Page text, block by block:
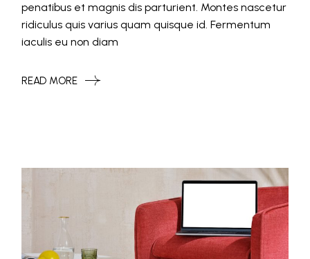
penatibus et magnis dis parturient. Montes nascetur
ridiculus quis varius quam quisque id. Fermentum
iaculis eu non diam
READ MORE